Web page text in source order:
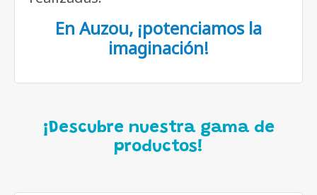
En Auzou, ¡potenciamos la
imaginación!
¡Descubre nuestra gama de
productos!